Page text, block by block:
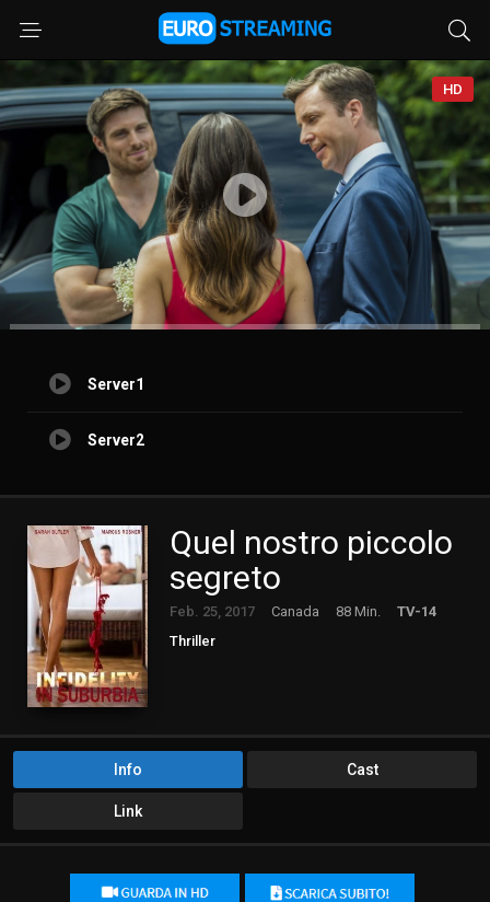
HD
Server1
Server2
Quel nostro piccolo
segreto
Feb. 25, 2017 Canada 88 Min.
TV-14
Thriller
Info Cast
Link